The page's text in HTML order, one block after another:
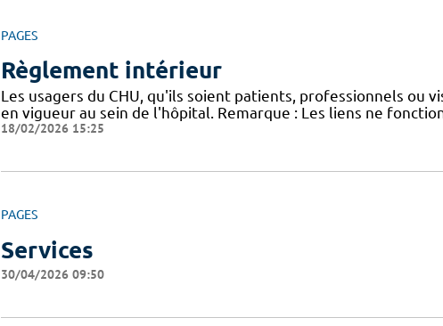
PAGES
Règlement intérieur
Les usagers du CHU, qu'ils soient patients, professionnels ou
en vigueur au sein de l'hôpital. Remarque : Les liens ne
18/02/2026 15:25
PAGES
Services
30/04/2026 09:50